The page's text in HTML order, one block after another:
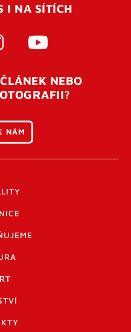
I NA SÍTÍCH
NEBO
NÁM